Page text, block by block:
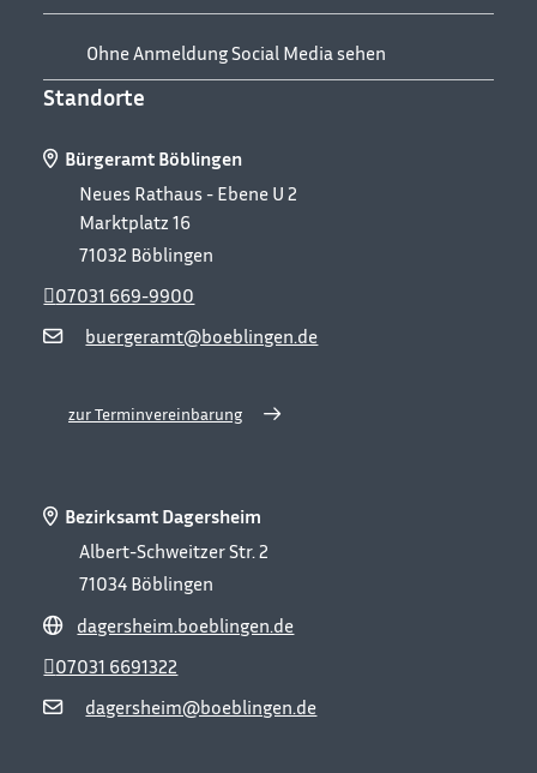
Ohne Anmeldung Social Media sehen
Standorte
Bürgeramt Böblingen
Neues Rathaus - Ebene U 2
Marktplatz 16
71032 Böblingen
buergeramt@boeblingen.de
07031 669-9900
zur Terminvereinbarung
Bezirksamt Dagersheim
Albert-Schweitzer Str. 2
71034 Böblingen
dagersheim.boeblingen.de
dagersheim@boeblingen.de
07031 6691322